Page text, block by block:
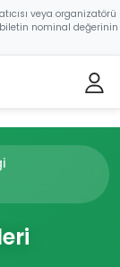
veya organizatörü
nominal değerinin